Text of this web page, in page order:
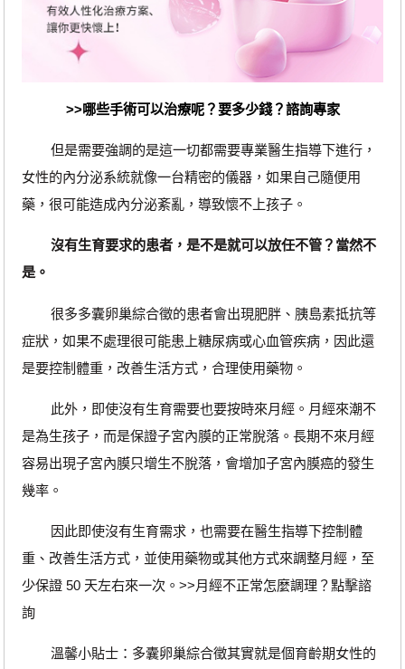
>>哪些手術可以治療呢？要多少錢？諮詢專家
但是需要強調的是這一切都需要專業醫生指導下進行，
女性的內分泌系統就像一台精密的儀器，如果自己隨便用
藥，很可能造成內分泌紊亂，導致懷不上孩子。
沒有生育要求的患者，是不是就可以放任不管？當然不
是。
很多多囊卵巢綜合徵的患者會出現肥胖、胰島素抵抗等
症狀，如果不處理很可能患上糖尿病或心血管疾病，因此還
是要控制體重，改善生活方式，合理使用藥物。
此外，即使沒有生育需要也要按時來月經。月經來潮不
是為生孩子，而是保證子宮內膜的正常脫落。長期不來月經
容易出現子宮內膜只增生不脫落，會增加子宮內膜癌的發生
幾率。
因此即使沒有生育需求，也需要在醫生指導下控制體
重、改善生活方式，並使用藥物或其他方式來調整月經，至
少保證 50 天左右來一次。>>月經不正常怎麼調理？點擊諮
詢
溫馨小貼士：多囊卵巢綜合徵其實就是個育齡期女性的